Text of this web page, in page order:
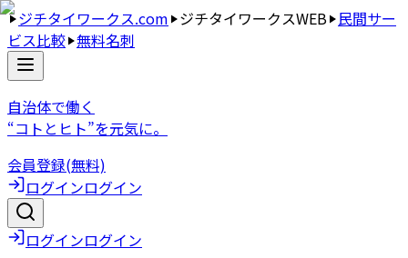
ジチタイワークス.com ジチタイワークスWEB 民間サー
ビス比較 無料名刺
自治体で働く
“コトとヒト”を元気に。
会員登録(無料)
ログインログイン
ログインログイン